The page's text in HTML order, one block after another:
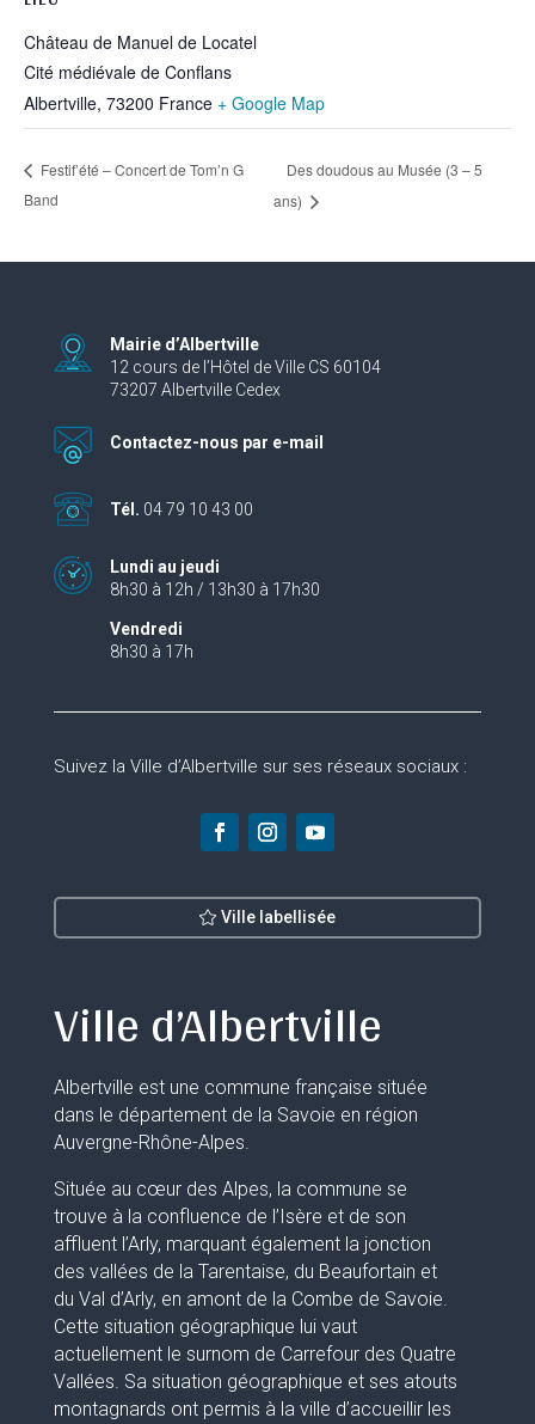
Château de Manuel de Locatel
Cité médiévale de Conflans
Albertville, 73200 France + Google Map
Festif’été – Concert de Tom’n G
Band
Des doudous au Musée (3 – 5
ans)
Mairie d’Albertville
12 cours de l’Hôtel de Ville CS 60104
73207 Albertville Cedex
Contactez-nous par e-mail
Tél. 04 79 10 43 00
Lundi au jeudi
8h30 à 12h / 13h30 à 17h30
Vendredi
8h30 à 17h
Suivez la Ville d’Albertville sur ses réseaux sociaux :
Ville labellisée
Ville d’Albertville
Albertville est une commune française située
dans le département de la Savoie en région
Auvergne-Rhône-Alpes.
Située au cœur des Alpes, la commune se
trouve à la confluence de l’Isère et de son
affluent l’Arly, marquant également la jonction
des vallées de la Tarentaise, du Beaufortain et
du Val d’Arly, en amont de la Combe de Savoie.
Cette situation géographique lui vaut
actuellement le surnom de Carrefour des Quatre
Vallées. Sa situation géographique et ses atouts
montagnards ont permis à la ville d’accueillir les